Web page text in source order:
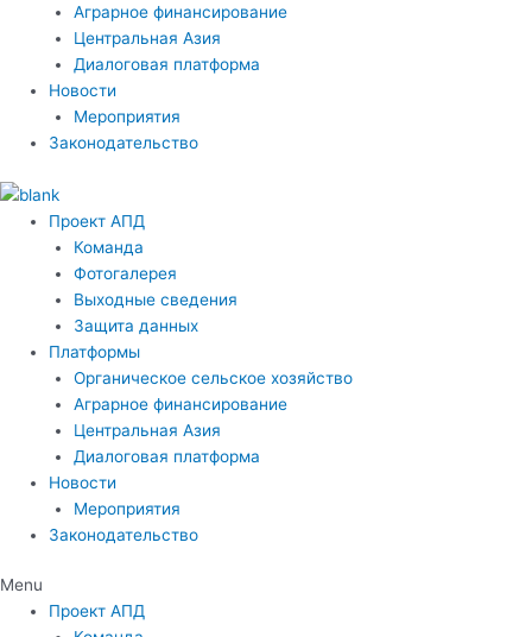
Аграрное финансирование
Центральная Азия
Диалоговая платформа
Новости
Мероприятия
Законодательство
Проект АПД
Команда
Фотогалерея
Выходные сведения
Защита данных
Платформы
Органическое сельское хозяйство
Аграрное финансирование
Центральная Азия
Диалоговая платформа
Новости
Мероприятия
Законодательство
Menu
Проект АПД